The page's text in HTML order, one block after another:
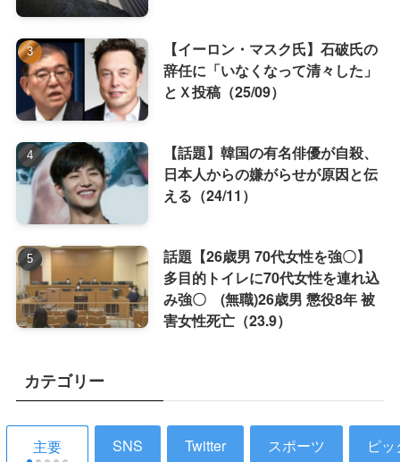
【イーロン・マスク氏】石破氏の
辞任に「いなくなって清々した」
とＸ投稿（25/09）
【話題】韓国の有名俳優が自殺、
日本人からの嫌がらせが原因と伝
える（24/11）
話題【26歳男 70代女性を強〇】
多目的トイレに70代女性を連れ込
み強〇 (無職)26歳男 懲役8年 被
害女性死亡（23.9）
カテゴリー
主要 SNS Twitter スポーツ ピ